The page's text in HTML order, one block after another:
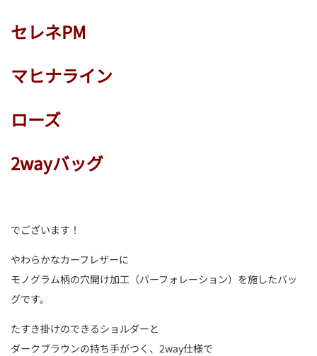
セレネPM
マヒナライン
ローズ
2wayバッグ
でございます！
やわらかなカーフレザーに
モノグラム柄の穴開け加工（パーフォレーション）を施したバッ
グです。
たすき掛けのできるショルダーと
ダークブラウンの持ち手がつく、2way仕様で